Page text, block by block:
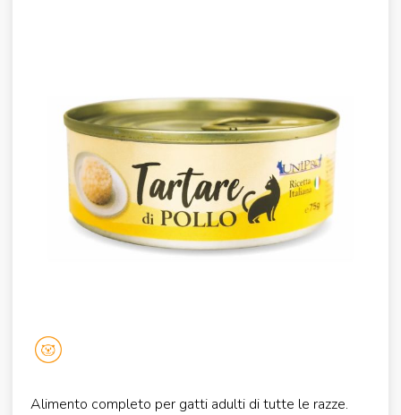
Alimento completo per gatti adulti di tutte le razze.